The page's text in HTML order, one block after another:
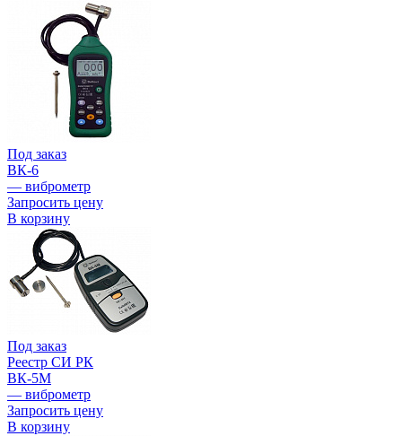
Под заказ
ВК-6
— виброметр
Запросить цену
В корзину
Под заказ
Реестр СИ РК
ВК-5М
— виброметр
Запросить цену
В корзину